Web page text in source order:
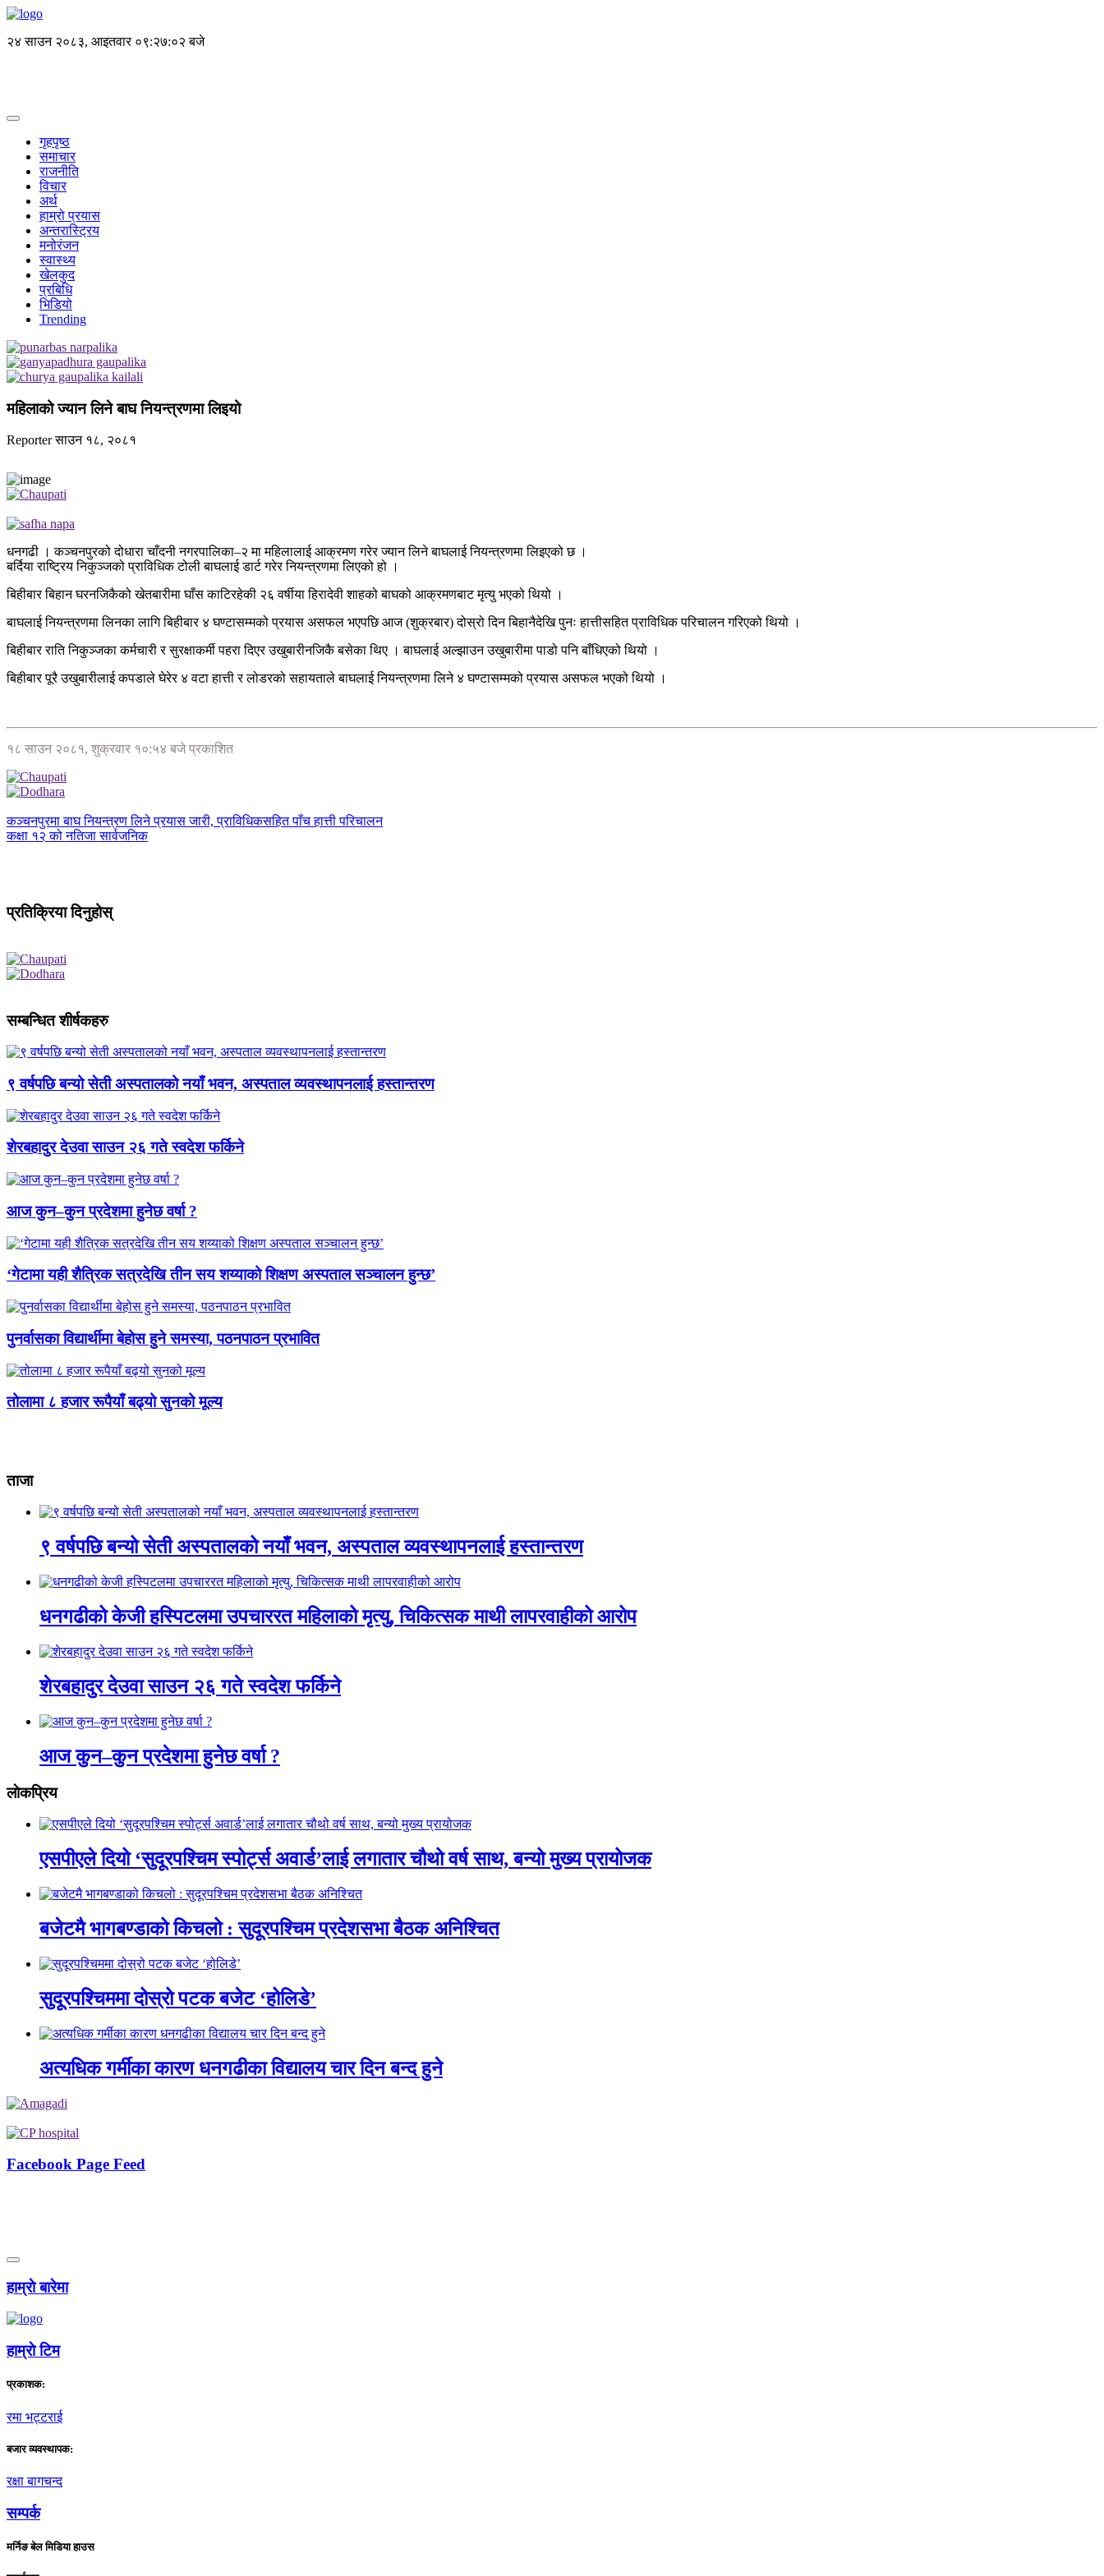
२४ साउन २०८३, आइतवार ०९:२७:०३ बजे
गृहपृष्ठ
समाचार
राजनीति
विचार
अर्थ
हाम्रो प्रयास
अन्तरास्ट्रिय
मनोरंजन
स्वास्थ्य
खेलकुद
प्रबिधि
भिडियो
Trending
महिलाको ज्यान लिने बाघ नियन्त्रणमा लिइयो
Reporterसाउन १८, २०८१
धनगढी । कञ्चनपुरको दोधारा चाँदनी नगरपालिका–२ मा महिलालाई आक्रमण गरेर ज्यान लिने बाघलाई नियन्त्रणमा लिइएको छ ।
बर्दिया राष्ट्रिय निकुञ्जको प्राविधिक टोली बाघलाई डार्ट गरेर नियन्त्रणमा लिएको हो ।
बिहीबार बिहान घरनजिकैको खेतबारीमा घाँस काटिरहेकी २६ वर्षीया हिरादेवी शाहको बाघको आक्रमणबाट मृत्यु भएको थियो ।
बाघलाई नियन्त्रणमा लिनका लागि बिहीबार ४ घण्टासम्मको प्रयास असफल भएपछि आज (शुक्रबार) दोस्रो दिन बिहानैदेखि पुनः हात्तीसहित प्राविधिक परिचालन गरिएको थियो ।
बिहीबार राति निकुञ्जका कर्मचारी र सुरक्षाकर्मी पहरा दिएर उखुबारीनजिकै बसेका थिए । बाघलाई अल्झाउन उखुबारीमा पाडो पनि बाँधिएको थियो ।
बिहीबार पूरै उखुबारीलाई कपडाले घेरेर ४ वटा हात्ती र लोडरको सहायताले बाघलाई नियन्त्रणमा लिने ४ घण्टासम्मको प्रयास असफल भएको थियो ।
१८ साउन २०८१, शुक्रवार १०:५४ बजे प्रकाशित
कञ्चनपुरमा बाघ नियन्त्रण लिने प्रयास जारी, प्राविधिकसहित पाँच हात्ती परिचालन
कक्षा १२ को नतिजा सार्वजनिक
प्रतिक्रिया दिनुहोस्
सम्बन्धित शीर्षकहरु
९ वर्षपछि बन्यो सेती अस्पतालको नयाँ भवन, अस्पताल व्यवस्थापनलाई हस्तान्तरण
शेरबहादुर देउवा साउन २६ गते स्वदेश फर्किने
आज कुन–कुन प्रदेशमा हुनेछ वर्षा ?
‘गेटामा यही शैत्रिक सत्रदेखि तीन सय शय्याको शिक्षण अस्पताल सञ्चालन हुन्छ’
पुनर्वासका विद्यार्थीमा बेहोस हुने समस्या, पठनपाठन प्रभावित
तोलामा ८ हजार रूपैयाँ बढ्यो सुनको मूल्य
ताजा
९ वर्षपछि बन्यो सेती अस्पतालको नयाँ भवन, अस्पताल व्यवस्थापनलाई हस्तान्तरण
धनगढीको केजी हस्पिटलमा उपचाररत महिलाको मृत्यु, चिकित्सक माथी लापरवाहीको आरोप
शेरबहादुर देउवा साउन २६ गते स्वदेश फर्किने
आज कुन–कुन प्रदेशमा हुनेछ वर्षा ?
लाेकप्रिय
एसपीएले दियो ‘सुदूरपश्चिम स्पोर्ट्स अवार्ड’लाई लगातार चौथो वर्ष साथ, बन्यो मुख्य प्रायोजक
बजेटमै भागबण्डाको किचलो : सुदूरपश्चिम प्रदेशसभा बैठक अनिश्चित
सुदूरपश्चिममा दोस्रो पटक बजेट ‘होलिडे’
अत्यधिक गर्मीका कारण धनगढीका विद्यालय चार दिन बन्द हुने
Facebook Page Feed
हाम्राे बारेमा
हाम्राे टिम
प्रकाशक:
रमा भट्टराई
बजार व्यवस्थापक:
रक्षा बागचन्द
सम्पर्क
मर्निङ बेल मिडिया हाउस